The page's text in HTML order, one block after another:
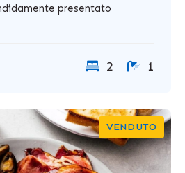
presentato
2 1
VENDUTO